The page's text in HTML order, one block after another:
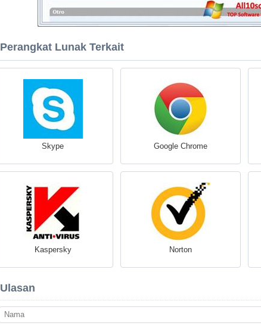
Perangkat Lunak Terkait
Skype Google Chrome
Kaspersky Norton
Ulasan